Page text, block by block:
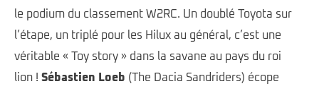
le podium du classement W2RC. Un doublé Toyota sur
l’étape, un triplé pour les Hilux au général, c’est une
véritable « Toy story » dans la savane au pays du roi
lion ! Sébastien Loeb (The Dacia Sandriders) écope